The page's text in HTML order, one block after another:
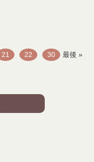
21 22 30 最後 »